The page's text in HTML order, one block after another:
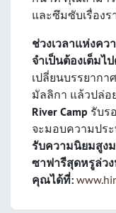
และซึมซับเรื่อง
ช่วงเวลาแห่งค
จำเป็นต้องเต็มไ
เปลี่ยนบรรยากา
มัลลิกา แล้วปล่
River Camp รับร
จะมอบความปร
รับความนิยมสูง
ซาฟารีสุดหรูล่ว
คุณได้ที่: